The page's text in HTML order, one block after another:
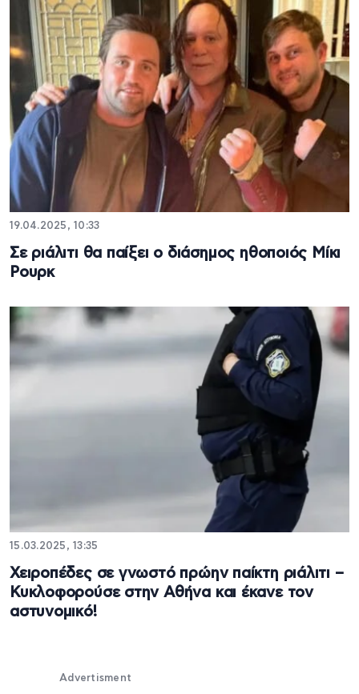
19.04.2025, 10:33
Σε ριάλιτι θα παίξει ο διάσημος ηθοποιός Μίκι
Ρουρκ
15.03.2025, 13:35
Χειροπέδες σε γνωστό πρώην παίκτη ριάλιτι –
Κυκλοφορούσε στην Αθήνα και έκανε τον
αστυνομικό!
Advertisment